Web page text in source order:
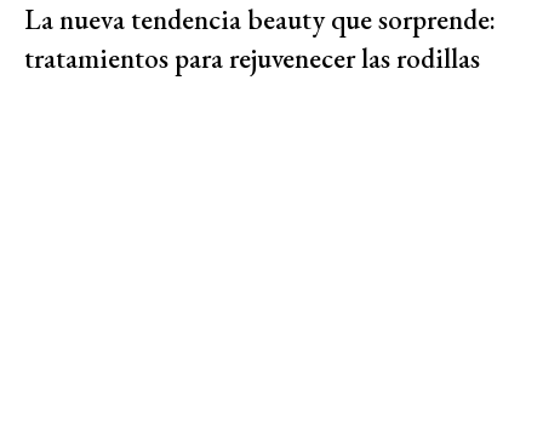
La nueva tendencia beauty que sorprende:
tratamientos para rejuvenecer las rodillas